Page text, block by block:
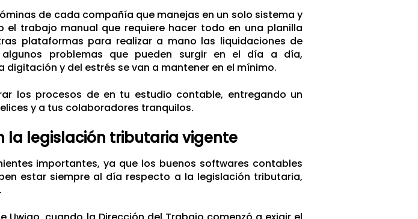
de cada compañía que manejas en un solo sistema y
el trabajo manual que requiere hacer todo en una planilla
plataformas para realizar a mano las liquidaciones de
problemas que pueden surgir en el día a día,
y del estrés se van a mantener en el mínimo.
los procesos de en tu estudio contable, entregando un
y a tus colaboradores tranquilos.
la legislación tributaria vigente
importantes, ya que los buenos softwares contables
estar siempre al día respecto a la legislación tributaria,